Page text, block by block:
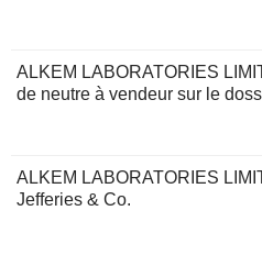
ALKEM LABORATORIES
de neutre à vendeur sur le
ALKEM LABORATORIES
Jefferies & Co.